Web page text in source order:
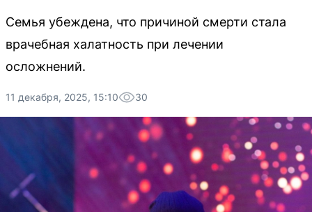
Семья убеждена, что причиной смерти стала
врачебная халатность при лечении
осложнений.
11 декабря, 2025, 15:10 30